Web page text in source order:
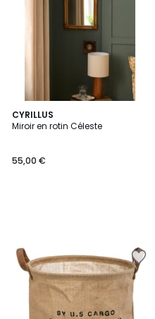
CYRILLUS
Miroir en rotin Céleste
55,00 €